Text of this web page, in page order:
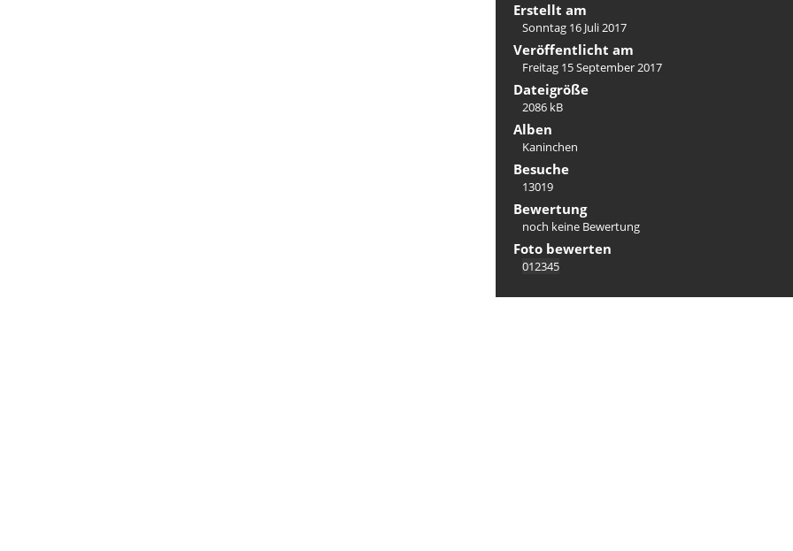
Erstellt am
Sonntag 16 Juli 2017
Veröffentlicht am
Freitag 15 September 2017
Dateigröße
2086 kB
Alben
Kaninchen
Besuche
13019
Bewertung
noch keine Bewertung
Foto bewerten